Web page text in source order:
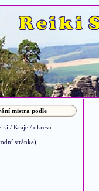
mistra podle
/ Kraje / okresu
stránka)